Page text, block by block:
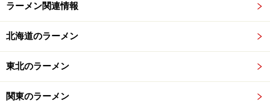
ラーメン関連情報
北海道のラーメン
東北のラーメン
関東のラーメン